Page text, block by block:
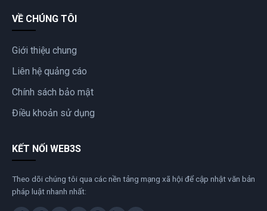
VỀ CHÚNG TÔI
Giới thiệu chung
Liên hệ quảng cáo
Chính sách bảo mật
Điều khoản sử dụng
KẾT NỐI WEB3S
Theo dõi chúng tôi qua các nền tảng mạng xã hội để cập nhật văn bản
pháp luật nhanh nhất: